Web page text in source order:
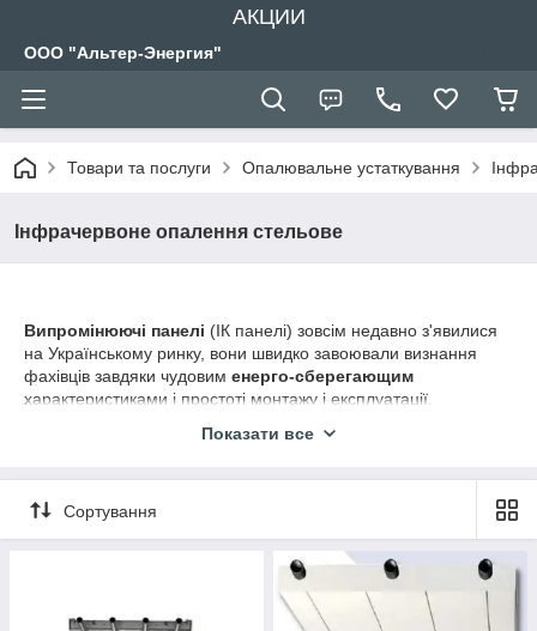
АКЦИИ
ООО "Альтер-Энергия"
Товари та послуги Опалювальне устаткування
Інфрачервоне опалення стельове
Випромінюючі панелі (ІК панелі) зовсім недавно з'явилися
на Українському ринку, вони швидко завоювали визнання
фахівців завдяки чудовим енерго-сберегающим
характеристиками і простоті монтажу і експлуатації.
Одним з головних переваг системи стельових панелей є
панелями,не нагріваючи повітря, прямо впливає на тіла,
що знаходяться в приміщенні, і перетвориться в тепло. Це
тепло передається іншим тілам і повітрю, завдяки чому в
приміщенні досягається найбільшекономічне розподіл
Показати все
Сортування